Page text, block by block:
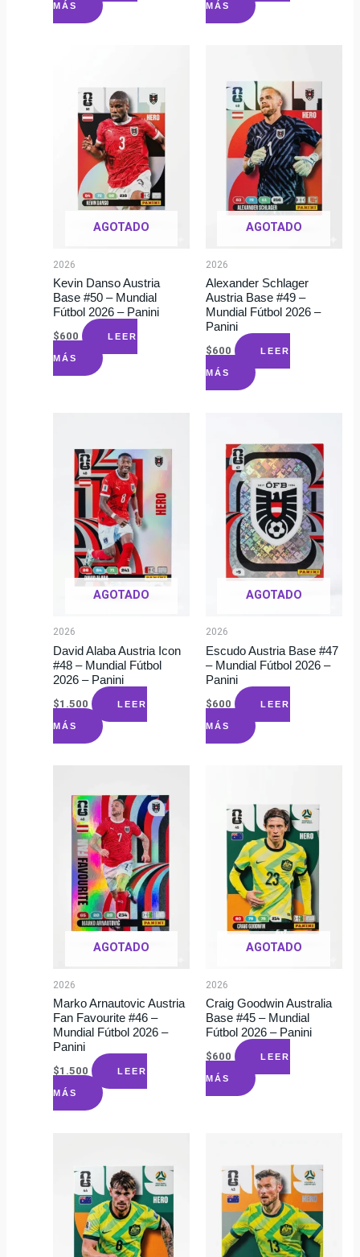
MÁS MÁS
AGOTADO
2026
Kevin Danso Austria
Base #50 – Mundial
Fútbol 2026 – Panini
$600 LEER
MÁS
AGOTADO
2026
Alexander Schlager
Austria Base #49 –
Mundial Fútbol 2026 –
Panini
$600 LEER
MÁS
AGOTADO
2026
David Alaba Austria Icon
#48 – Mundial Fútbol
2026 – Panini
$1.500 LEER
MÁS
AGOTADO
2026
Escudo Austria Base #47
– Mundial Fútbol 2026 –
Panini
$600 LEER
MÁS
AGOTADO
2026
Marko Arnautovic Austria
Fan Favourite #46 –
Mundial Fútbol 2026 –
Panini
$1.500 LEER
MÁS
AGOTADO
2026
Craig Goodwin Australia
Base #45 – Mundial
Fútbol 2026 – Panini
$600 LEER
MÁS